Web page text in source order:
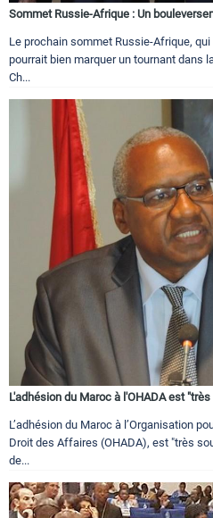
Sommet Russie-Afrique : Un
Le prochain sommet Russie-Afrique,
pourrait bien marquer un tournant dans
Ch...
L'adhésion du Maroc à l'OHADA est
L’adhésion du Maroc à l’Organisation
Droit des Affaires (OHADA), est "très
de...